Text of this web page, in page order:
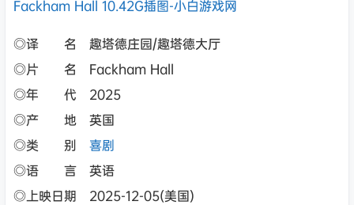
◎译 名 趣塔德庄园/趣塔德大厅
◎片 名 Fackham Hall
◎年 代 2025
◎产 地 英国
◎类 别 喜剧
◎语 言 英语
◎上映日期 2025-12-05(美国)